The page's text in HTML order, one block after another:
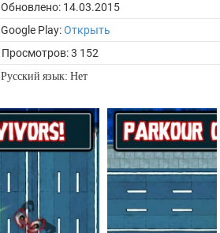
Обновлено: 14.03.2015
Google Play:Открыть
Просмотров: 3 152
Русский язык: Нет